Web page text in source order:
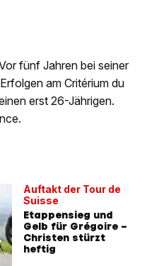
fünf Jahren bei seiner
am Critérium du
erst 26-Jährigen.
Auftakt der Tour de
Suisse
Etappensieg und
Gelb für Grégoire –
Christen stürzt
heftig